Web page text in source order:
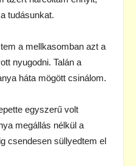
tudásunkat.
a mellkasomban azt a
nyugodni. Talán a
háta mögött csinálom.
egyszerű volt
megállás nélkül a
csendesen süllyedtem el